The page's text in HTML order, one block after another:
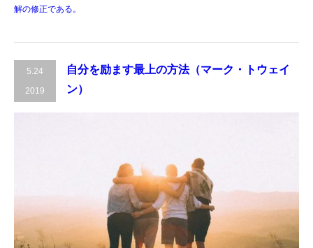
解の修正である。
5.24
2019
自分を励ます最上の方法（マーク・トウェイ
ン）